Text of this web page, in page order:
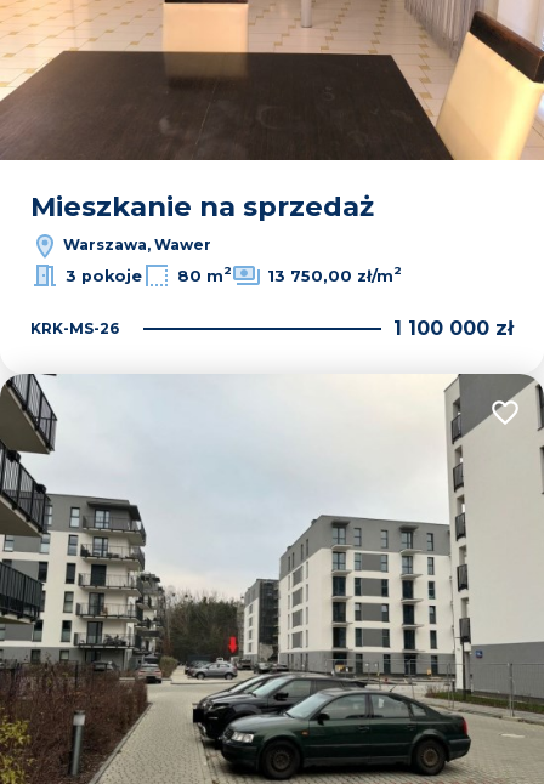
Mieszkanie na sprzedaż
Warszawa, Wawer
3 pokoje
80 m2 13 750,00 zł/m2
KRK-MS-26 1 100 000 zł